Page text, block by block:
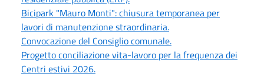
Bicipark "Mauro Monti": chiusura temporanea per
lavori di manutenzione straordinaria.
Convocazione del Consiglio comunale.
Progetto conciliazione vita-lavoro per la frequenza dei
Centri estivi 2026.